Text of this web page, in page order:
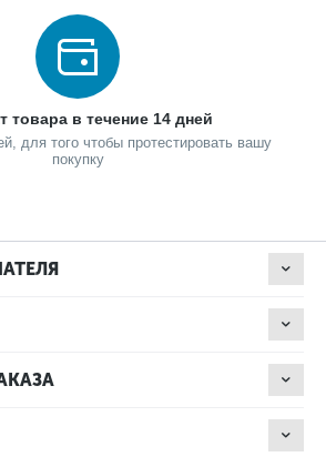
товара в течение 14 дней
для того чтобы протестировать вашу
покупку